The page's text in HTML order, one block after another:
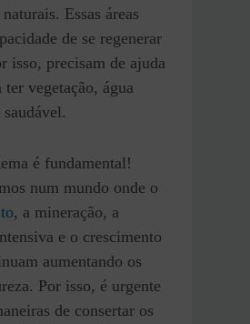
Essas áreas
de se regenerar
isso, precisam de ajuda
vegetação, água
é fundamental!
num mundo onde o
, a mineração, a
e o crescimento
aumentando os
Por isso, é urgente
de consertar os